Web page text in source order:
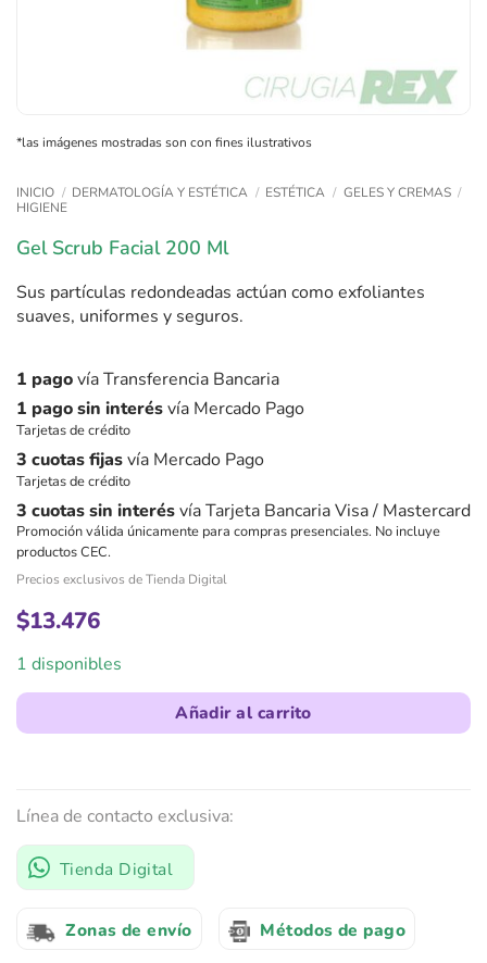
*las imágenes mostradas son con fines ilustrativos
INICIO / DERMATOLOGÍA Y ESTÉTICA / ESTÉTICA / GELES Y CREMAS /
HIGIENE
Gel Scrub Facial 200 Ml
Sus partículas redondeadas actúan como exfoliantes
suaves, uniformes y seguros.
1 pagovía Transferencia Bancaria
1 pago sin interésvía Mercado Pago
Tarjetas de crédito
3 cuotas fijasvía Mercado Pago
Tarjetas de crédito
3 cuotas sin interésvía Tarjeta Bancaria Visa / Mastercard
Promoción válida únicamente para compras presenciales. No incluye
productos CEC.
Precios exclusivos de Tienda Digital
$13.476
1 disponibles
Añadir al carrito
Línea de contacto exclusiva:
Tienda Digital
Zonas de envío Métodos de pago